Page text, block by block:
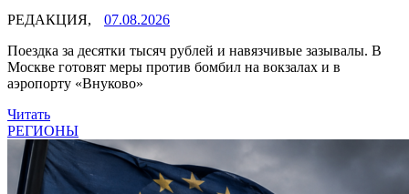
РЕДАКЦИЯ,
07.08.2026
Поездка за десятки тысяч рублей и навязчивые зазывалы. В
Москве готовят меры против бомбил на вокзалах и в
аэропорту «Внуково»
Читать
РЕГИОНЫ